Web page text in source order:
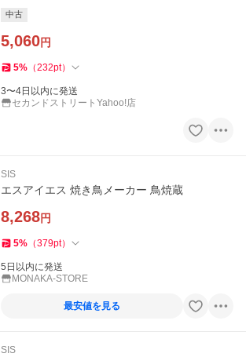
中古
5,060円
5% （232pt）
3〜4日以内に発送
セカンドストリートYahoo!店
SIS
エスアイエス 焼き鳥メーカー 鳥焼蔵
8,268円
5% （379pt）
5日以内に発送
MONAKA-STORE
最安値を見る
SIS